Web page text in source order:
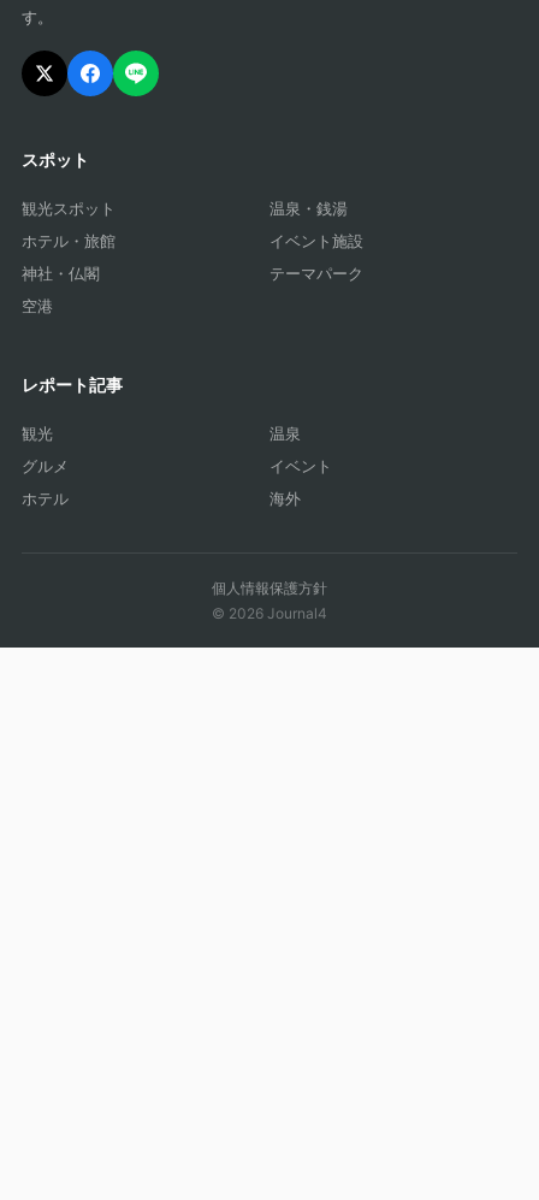
す。
スポット
観光スポット
温泉・銭湯
ホテル・旅館
イベント施設
神社・仏閣
テーマパーク
空港
レポート記事
観光
温泉
グルメ
イベント
ホテル
海外
個人情報保護方針
© 2026 Journal4